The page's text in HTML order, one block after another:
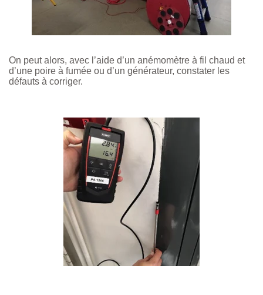
On peut alors, avec l’aide d’un anémomètre à fil chaud et
d’une poire à fumée ou d’un générateur, constater les
défauts à corriger.